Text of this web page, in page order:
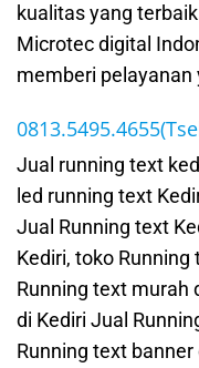
kualitas yang
Microtec digital
memberi
Jual running text
led running text
Jual Running text
Kediri, toko Running
Running text murah
di Kediri Jual
Running text banner